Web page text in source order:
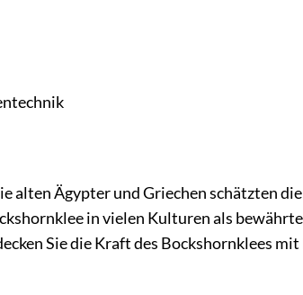
alten Ägypter und Griechen schätzten
in vielen Kulturen als
Sie die Kraft des Bockshornklees